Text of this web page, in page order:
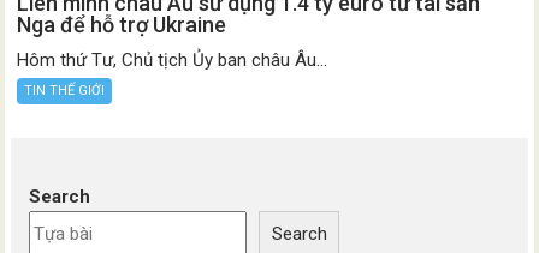
Nga để hỗ trợ Ukraine
Hôm thứ Tư, Chủ tịch Ủy ban châu Âu...
TIN THẾ GIỚI
Search
Search